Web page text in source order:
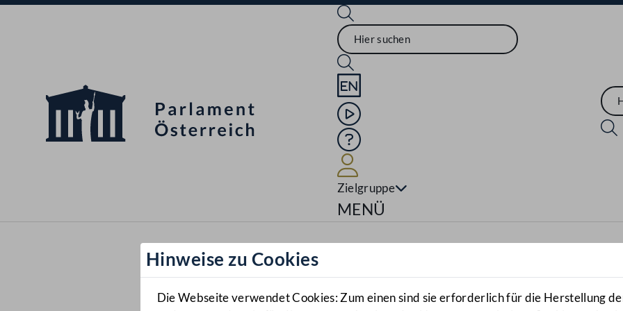
Sprache English
Mediathek
Hilfe
Zielgruppe
Navigationsmenü öffnen
MENÜ
Hinweise zu Cookies
Die Webseite verwendet Cookies: Zum einen sind sie erforderlich für die Herstellung